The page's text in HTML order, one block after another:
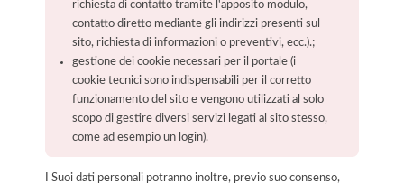
richiesta di contatto tramite l'apposito modulo,
contatto diretto mediante gli indirizzi presenti sul
sito, richiesta di informazioni o preventivi, ecc.).;
gestione dei cookie necessari per il portale (i
cookie tecnici sono indispensabili per il corretto
funzionamento del sito e vengono utilizzati al solo
scopo di gestire diversi servizi legati al sito stesso,
come ad esempio un login).
I Suoi dati personali potranno inoltre, previo suo consenso,